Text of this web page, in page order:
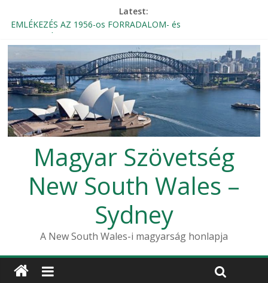
Latest:
EMLÉKEZÉS AZ 1956-os FORRADALOM- és
Magyar Rádió Mozaik élő bejelentkezése a Magyar Házból
Beszámoló – 1956-os október 23-i megemlékezés, Sydney
2024
THE KNIGHTLY ORDER OF VITÉZ – INVITATION
Szent Erzsébet Otthon Búcsú
Magyar Szövetség
New South Wales –
Sydney
A New South Wales-i magyarság honlapja